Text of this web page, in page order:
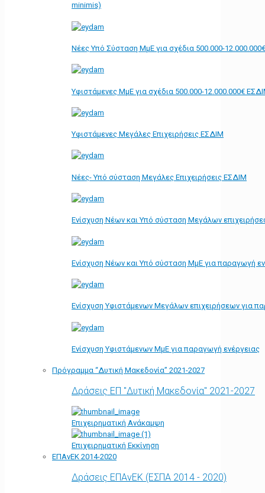
minimis)
Νέες Υπό Σύσταση ΜμΕ για σχέδια 500.000-
Υφιστάμενες ΜμΕ για σχέδια 500.000-12.000.000€
Υφιστάμενες Μεγάλες Επιχειρήσεις ΕΣΔΙΜ
Νέες- Υπό σύσταση Μεγάλες Επιχειρήσεις ΕΣΔΙΜ
Ενίσχυση Νέων και Υπό σύσταση Μεγάλων
Ενίσχυση Νέων και Υπό σύσταση ΜμΕ για παραγωγή
Ενίσχυση Υφιστάμενων Μεγάλων επιχειρήσεων για
Ενίσχυση Υφιστάμενων ΜμΕ για παραγωγή ενέργειας
Πρόγραμμα “Δυτική Μακεδονία” 2021-2027
Δράσεις ΕΠ "Δυτική Μακεδονία" 2021-2027
Επιχειρηματική Ανάκαμψη
Επιχειρηματική Εκκίνηση
ΕΠΑνΕΚ 2014-2020
Δράσεις ΕΠΑνΕΚ (ΕΣΠΑ 2014 - 2020)